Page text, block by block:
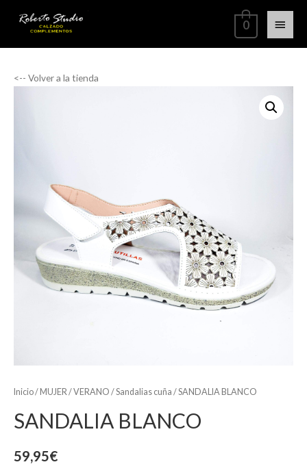
0
<-- Volver a la tienda
Inicio/ MUJER /VERANO /Sandalias cuña / SANDALIA BLANCO
SANDALIA BLANCO
59,95€